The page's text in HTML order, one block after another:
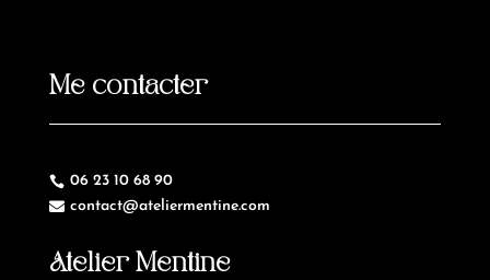
Me contacter
 06 23 10 68 90
 contact@ateliermentine.com
Atelier Mentine